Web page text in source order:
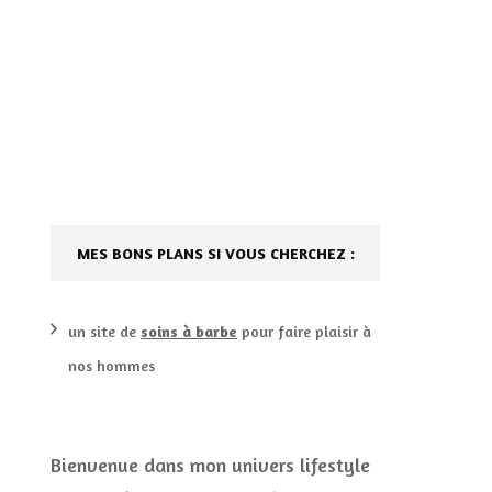
DIY ET CUISINE
LES CALENDRIERS DE
VIE PRATIQUE
MES BONS PLANS SI VOUS CHERCHEZ :
un site de soins à barbe pour faire plaisir à
nos hommes
Bienvenue dans mon univers lifestyle